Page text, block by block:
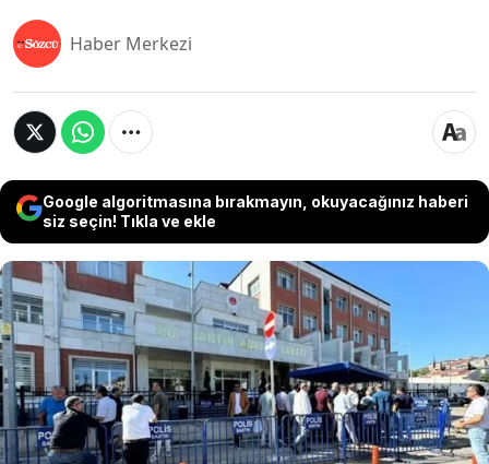
Haber Merkezi
Google algoritmasına bırakmayın, okuyacağınız haberi
siz seçin! Tıkla ve ekle
Amasra ilçesinde yaşayan 13 yaşındaki kız
çocuğuna yönelik 'Cinsel istismar'
soruşturmasında 33 kişinin tutuklanması
Türkiye'de infial yaratırken, tutuklananlar arasında
mağdur çocuğun annesi de yer almıştı. Annenin
çocuğunu 'para karşılığında' başka kişilerle
görüştürdüğü öne sürülürken, istismara uğrayan